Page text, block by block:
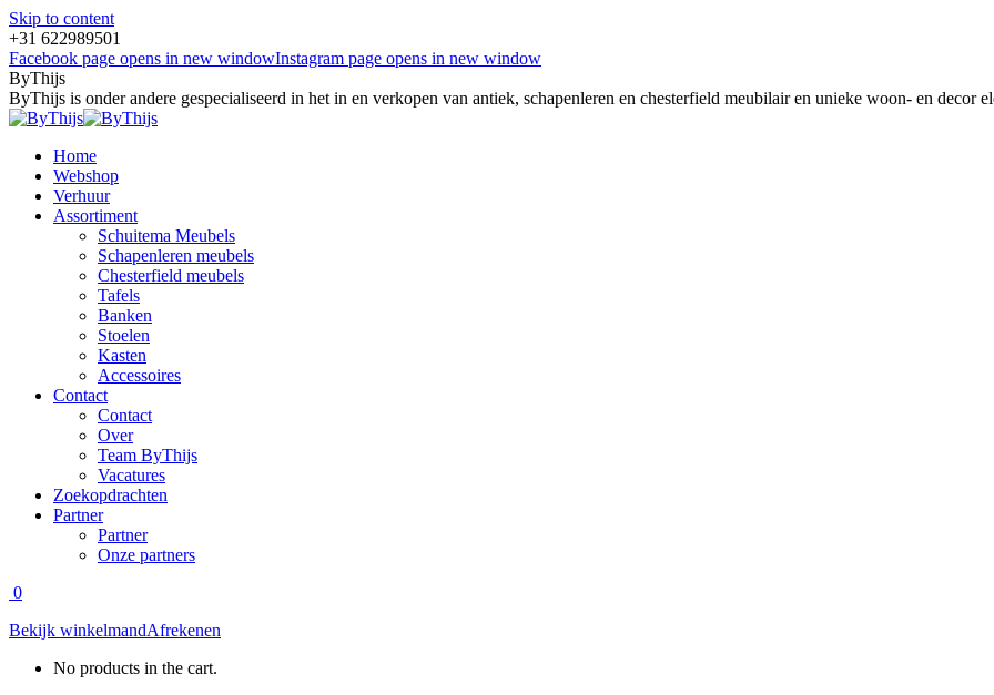
Skip to content
+31 622989501
Facebook page opens in new windowInstagram page opens in new window
ByThijs
ByThijs is onder andere gespecialiseerd in het in en verkopen van antiek, schapenleren en chesterfield meubilair en unieke woon- en decor
Home
Webshop
Verhuur
Assortiment
Schuitema Meubels
Schapenleren meubels
Chesterfield meubels
Tafels
Banken
Stoelen
Kasten
Accessoires
Contact
Contact
Over
Team ByThijs
Vacatures
Zoekopdrachten
Partner
Partner
Onze partners
0
Bekijk winkelmandAfrekenen
No products in the cart.